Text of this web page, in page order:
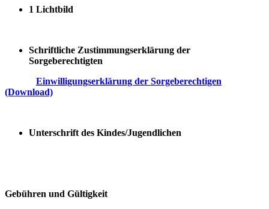
1 Lichtbild
Schriftliche Zustimmungserklärung der
Sorgeberechtigten
Einwilligungserklärung der Sorgeberechtigen
(Download)
Unterschrift des Kindes/Jugendlichen
Gebühren und Gültigkeit